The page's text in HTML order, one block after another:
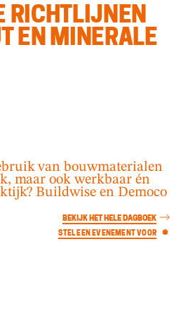
RICHTLIJNEN
EN MINERALE
van bouwmaterialen
maar ook werkbaar én
Buildwise en Democo
BEKIJK HET HELE DAGBOEK
STEL EEN EVENEMENT VOOR